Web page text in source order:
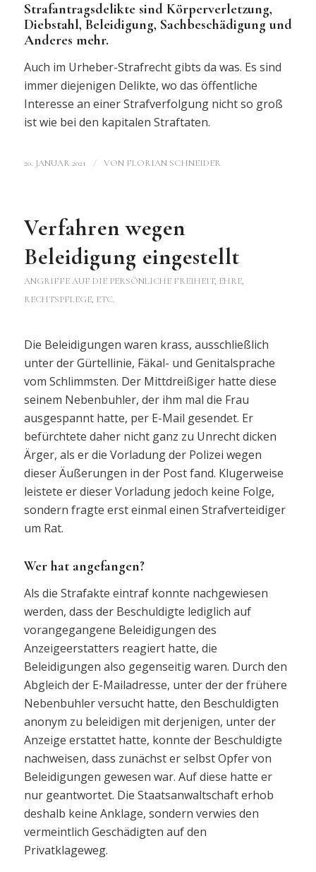
Strafantragsdelikte sind Körperverletzung,
Diebstahl, Beleidigung, Sachbeschädigung und
Anderes mehr.
Auch im Urheber-Strafrecht gibts da was. Es sind
immer diejenigen Delikte, wo das öffentliche
Interesse an einer Strafverfolgung nicht so groß
ist wie bei den kapitalen Straftaten.
20. JANUAR 2021 / VON FLORIAN SCHNEIDER
Verfahren wegen
Beleidigung eingestellt
ANGRIFFE AUF DIE PERSÖNLICHE FREIHEIT, EHRE,
RECHTSPFLEGE, ETC.
Die Beleidigungen waren krass, ausschließlich
unter der Gürtellinie, Fäkal- und Genitalsprache
vom Schlimmsten. Der Mittdreißiger hatte diese
seinem Nebenbuhler, der ihm mal die Frau
ausgespannt hatte, per E-Mail gesendet. Er
befürchtete daher nicht ganz zu Unrecht dicken
Ärger, als er die Vorladung der Polizei wegen
dieser Äußerungen in der Post fand. Klugerweise
leistete er dieser Vorladung jedoch keine Folge,
sondern fragte erst einmal einen Strafverteidiger
um Rat.
Wer hat angefangen?
Als die Strafakte eintraf konnte nachgewiesen
werden, dass der Beschuldigte lediglich auf
vorangegangene Beleidigungen des
Anzeigeerstatters reagiert hatte, die
Beleidigungen also gegenseitig waren. Durch den
Abgleich der E-Mailadresse, unter der der frühere
Nebenbuhler versucht hatte, den Beschuldigten
anonym zu beleidigen mit derjenigen, unter der
Anzeige erstattet hatte, konnte der Beschuldigte
nachweisen, dass zunächst er selbst Opfer von
Beleidigungen gewesen war. Auf diese hatte er
nur geantwortet. Die Staatsanwaltschaft erhob
deshalb keine Anklage, sondern verwies den
vermeintlich Geschädigten auf den
Privatklageweg.